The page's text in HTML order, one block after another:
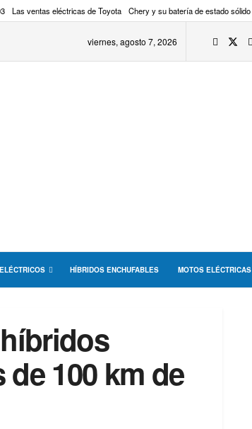
Las ventas eléctricas de Toyota Chery y su batería de estado sólido
viernes, agosto 7, 2026
HÍBRIDOS ENCHUFABLES MOTOS ELÉCTRICAS
100 km de